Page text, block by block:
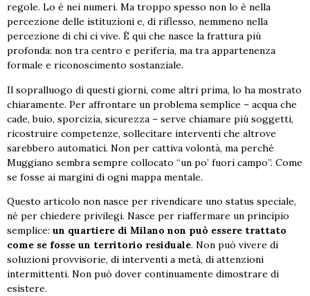
regole. Lo è nei numeri. Ma troppo spesso non lo è nella
percezione delle istituzioni e, di riflesso, nemmeno nella
percezione di chi ci vive. È qui che nasce la frattura più
profonda: non tra centro e periferia, ma tra appartenenza
formale e riconoscimento sostanziale.
Il sopralluogo di questi giorni, come altri prima, lo ha mostrato
chiaramente. Per affrontare un problema semplice – acqua che
cade, buio, sporcizia, sicurezza – serve chiamare più soggetti,
ricostruire competenze, sollecitare interventi che altrove
sarebbero automatici. Non per cattiva volontà, ma perché
Muggiano sembra sempre collocato “un po’ fuori campo”. Come
se fosse ai margini di ogni mappa mentale.
Questo articolo non nasce per rivendicare uno status speciale,
né per chiedere privilegi. Nasce per riaffermare un principio
semplice: un quartiere di Milano non può essere trattato
come se fosse un territorio residuale. Non può vivere di
soluzioni provvisorie, di interventi a metà, di attenzioni
intermittenti. Non può dover continuamente dimostrare di
esistere.